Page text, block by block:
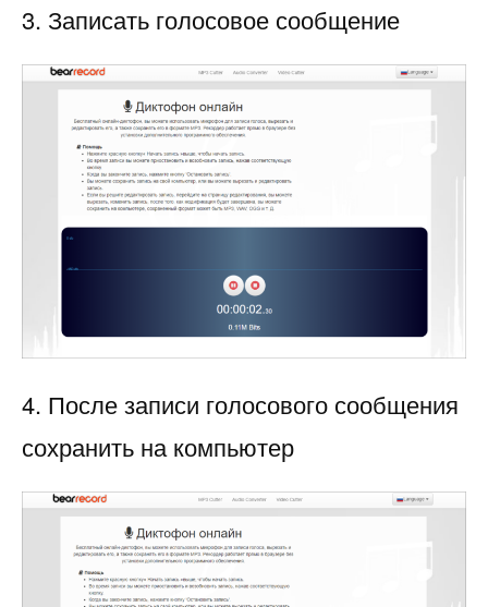
3. Записать голосовое сообщение
4. После записи голосового сообщения
сохранить на компьютер